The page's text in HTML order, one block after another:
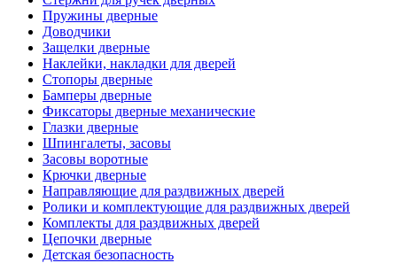
Пружины дверные
Доводчики
Защелки дверные
Наклейки, накладки для дверей
Стопоры дверные
Бамперы дверные
Фиксаторы дверные механические
Глазки дверные
Шпингалеты, засовы
Засовы воротные
Крючки дверные
Направляющие для раздвижных дверей
Ролики и комплектующие для раздвижных дверей
Комплекты для раздвижных дверей
Цепочки дверные
Детская безопасность